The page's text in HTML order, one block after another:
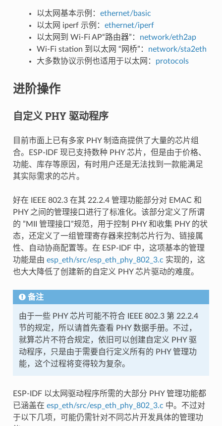
以太网基本示例： ethernet/basic
以太网 iperf 示例： ethernet/iperf
以太网到 Wi-Fi AP“路由器”： network/eth2ap
Wi-Fi station 到以太网 “网桥”： network/sta2eth
大多数协议示例也适用于以太网： protocols
进阶操作
自定义 PHY 驱动程序
目前市面上已有多家 PHY 制造商提供了大量的芯片组
合。ESP-IDF 现已支持数种 PHY 芯片，但是由于价格、
功能、库存等原因，有时用户还是无法找到一款能满足
其实际需求的芯片。
好在 IEEE 802.3 在其 22.2.4 管理功能部分对 EMAC 和
PHY 之间的管理接口进行了标准化。该部分定义了所谓
的 ”MII 管理接口”规范，用于控制 PHY 和收集 PHY 的状
态，还定义了一组管理寄存器来控制芯片行为、链接属
性、自动协商配置等。在 ESP-IDF 中，这项基本的管理
功能是由 esp_eth/src/esp_eth_phy_802_3.c 实现的，这
也大大降低了创建新的自定义 PHY 芯片驱动的难度。
备注
由于一些 PHY 芯片可能不符合 IEEE 802.3 第 22.2.4
节的规定，所以请首先查看 PHY 数据手册。不过，
就算芯片不符合规定，依旧可以创建自定义 PHY 驱
动程序，只是由于需要自行定义所有的 PHY 管理功
能，这个过程将变得较为复杂。
ESP-IDF 以太网驱动程序所需的大部分 PHY 管理功能都
已涵盖在 esp_eth/src/esp_eth_phy_802_3.c 中。不过对
于以下几项，可能仍需针对不同芯片开发具体的管理功